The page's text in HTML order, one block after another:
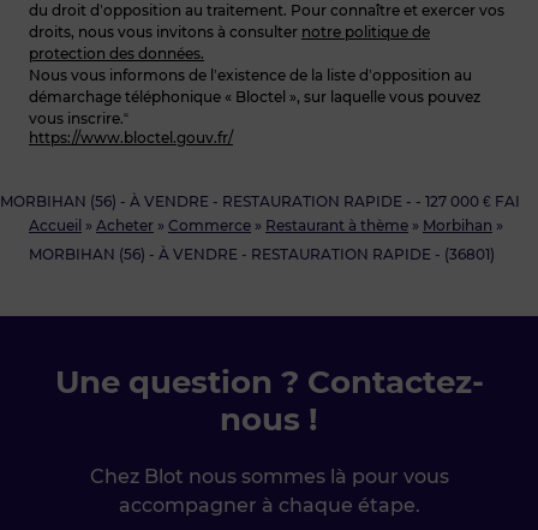
Accueil » Acheter » Commerce » Restaurant à thème » Morbihan »
MORBIHAN (56) - À VENDRE - RESTAURATION RAPIDE - (36801)
MORBIHAN (56) - À VENDRE - RESTAURATION RAPIDE - - 127 000 € FAI
du droit d’opposition au traitement. Pour connaître et exercer vos
droits, nous vous invitons à consulter notre politique de
protection des données.
Nous vous informons de l’existence de la liste d’opposition au
démarchage téléphonique « Bloctel », sur laquelle vous pouvez
vous inscrire.“
https://www.bloctel.gouv.fr/
Une question ? Contactez-
nous !
Chez Blot nous sommes là pour vous
accompagner à chaque étape.